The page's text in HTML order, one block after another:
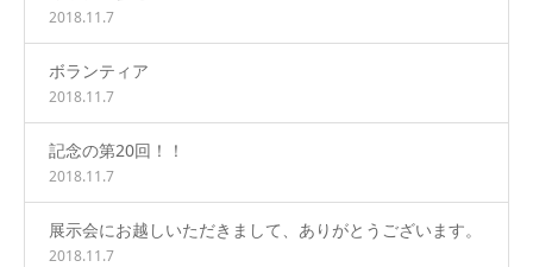
2018.11.7
ボランティア
2018.11.7
記念の第20回！！
2018.11.7
展示会にお越しいただきまして、ありがとうございます。
2018.11.7